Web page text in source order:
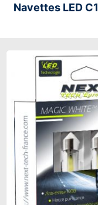
Navettes LED